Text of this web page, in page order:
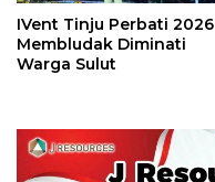
IVent Tinju Perbati 2026
Membludak Diminati
Warga Sulut